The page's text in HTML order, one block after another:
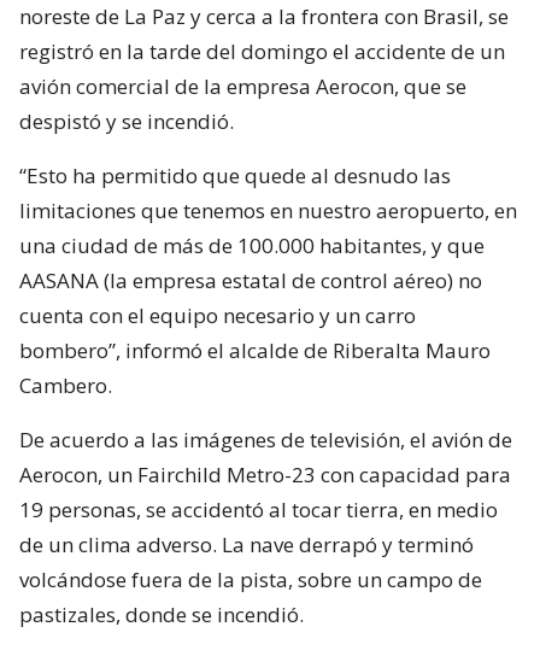
noreste de La Paz y cerca a la frontera con Brasil, se
registró en la tarde del domingo el accidente de un
avión comercial de la empresa Aerocon, que se
despistó y se incendió.
“Esto ha permitido que quede al desnudo las
limitaciones que tenemos en nuestro aeropuerto, en
una ciudad de más de 100.000 habitantes, y que
AASANA (la empresa estatal de control aéreo) no
cuenta con el equipo necesario y un carro
bombero”, informó el alcalde de Riberalta Mauro
Cambero.
De acuerdo a las imágenes de televisión, el avión de
Aerocon, un Fairchild Metro-23 con capacidad para
19 personas, se accidentó al tocar tierra, en medio
de un clima adverso. La nave derrapó y terminó
volcándose fuera de la pista, sobre un campo de
pastizales, donde se incendió.